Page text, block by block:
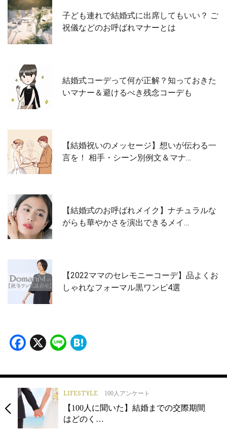
子ども連れで結婚式に出席してもいい？ ご
祝儀などのお呼ばれマナーとは
結婚式コーデって何が正解？知っておきた
いマナー＆避けるべき残念コーデも
【結婚祝いのメッセージ】想いが伝わる一
言を！ 相手・シーン別例文＆マナ…
【結婚式のお呼ばれメイク】ナチュラルな
がらも華やかさを演出できるメイ…
【2022ママのセレモニーコーデ】品よくお
しゃれなフォーマル黒ワンピ4選
Facebook
X Line
LIFESTYLE 100人アンケート
【100人に聞いた】結婚までの交際期間
はどのく…